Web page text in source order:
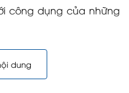
công dụng của những
dung